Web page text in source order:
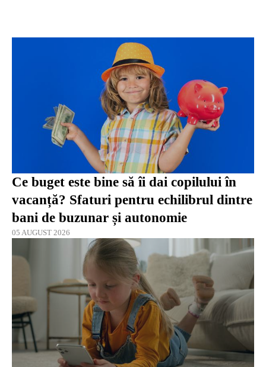
Ce buget este bine să îi dai copilului în
vacanță? Sfaturi pentru echilibrul dintre
bani de buzunar și autonomie
05 AUGUST 2026